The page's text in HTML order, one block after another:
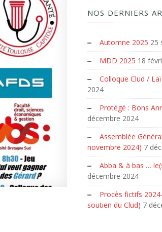
NOS DERNIERS
Automne 2025 25
MDD 2025 18
Colloque Clud /
2024
Protégé : Bons
décembre 2024
Assemblée
novembre 2024) 7
Abba & à bas …
décembre 2024
Procès fictifs
soutien du Clud) 7